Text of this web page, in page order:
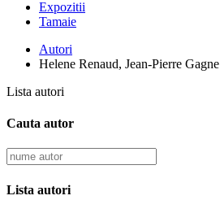
Expozitii
Tamaie
Autori
Helene Renaud, Jean-Pierre Gagne
Lista autori
Cauta autor
Lista autori